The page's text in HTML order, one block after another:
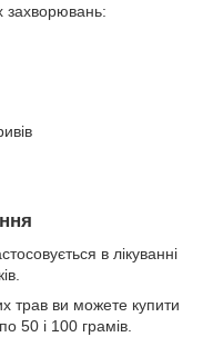
захворювань:
в лікуванні
трав ви можете купити
50 і 100 грамів.